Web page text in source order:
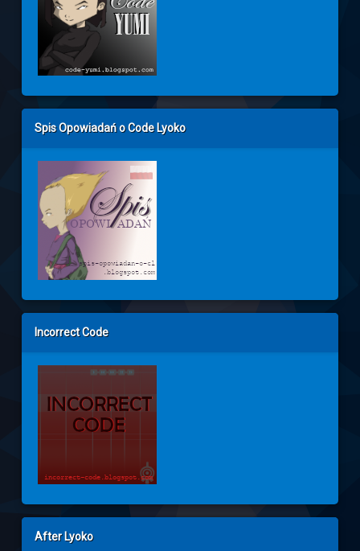
Spis Opowiadań o Code Lyoko
Incorrect Code
After Lyoko